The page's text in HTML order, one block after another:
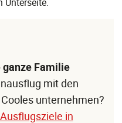
Familie
mit den
unternehmen?
Ausflugsziele in